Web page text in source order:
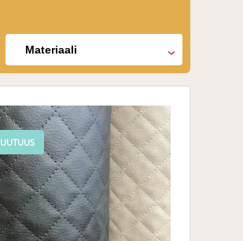
Materiaali
UUTUUS